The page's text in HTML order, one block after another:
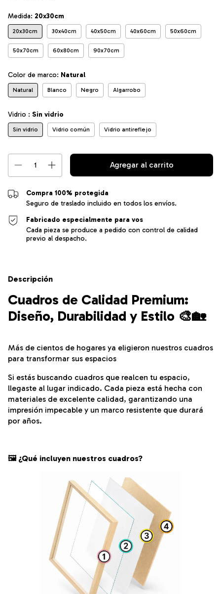
Medida: 20x30cm
20x30cm 30x40cm 40x50cm 40x60cm 50x60cm
50x70cm 60x80cm 90x70cm
Color de marco: Natural
Natural Blanco Negro Algarrobo
Vidrio : Sin vidrio
Sin vidrio Vidrio común Vidrio antireflejo
Compra 100% protegida
Seguro de traslado incluido en todos los envíos.
Fabricado especialmente para vos
Cada pieza se produce a pedido con control de calidad
previo al despacho.
Descripción
Cuadros de Calidad Premium:
Diseño, Durabilidad y Estilo 🎨🏡
Más de cientos de hogares ya eligieron nuestros cuadros
para transformar sus espacios
Si estás buscando cuadros que realcen tu espacio,
llegaste al lugar indicado. Cada pieza está hecha con
materiales de excelente calidad, garantizando una
impresión impecable y un marco resistente que durará
por años.
🖼️ ¿Qué incluyen nuestros cuadros?